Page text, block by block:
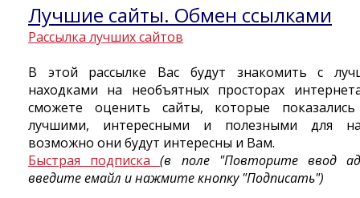
Лучшие сайты. Обмен ссылками
Рассылка лучших сайтов
В этой рассылке Вас будут знакомить с
находками на необъятных просторах
сможете оценить сайты, которые
лучшими, интересными и полезными для
возможно они будут интересны и Вам.
Быстрая подписка(в поле "Повторите ввод
введите емайл и нажмите кнопку "Подписать")